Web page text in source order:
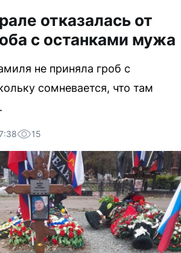
отказалась от
с останками мужа
не приняла гроб с
сомневается, что там
15